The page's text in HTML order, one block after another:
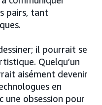
pairs, tant
il pourrait se
Quelqu’un
aisément devenir
en
une obsession pour